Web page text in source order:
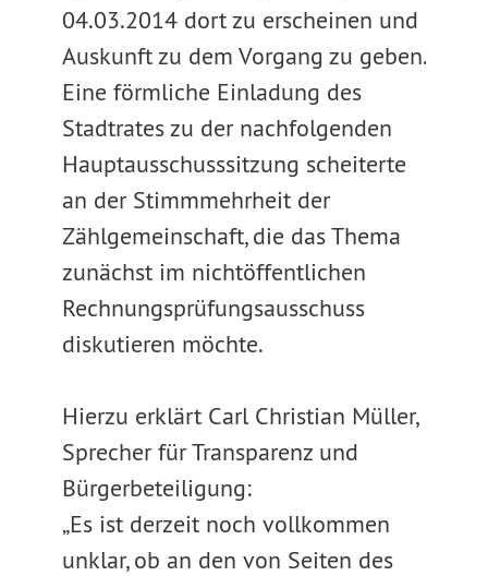
04.03.2014 dort zu erscheinen und
Auskunft zu dem Vorgang zu geben.
Eine förmliche Einladung des
Stadtrates zu der nachfolgenden
Hauptausschusssitzung scheiterte
an der Stimmmehrheit der
Zählgemeinschaft, die das Thema
zunächst im nichtöffentlichen
Rechnungsprüfungsausschuss
diskutieren möchte.
Hierzu erklärt Carl Christian Müller,
Sprecher für Transparenz und
Bürgerbeteiligung:
„Es ist derzeit noch vollkommen
unklar, ob an den von Seiten des